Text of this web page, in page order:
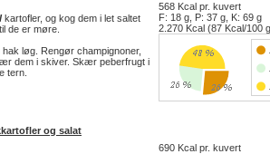
kartofler, og kog dem i let saltet
de er møre.
løg. Rengør champignoner,
dem i skiver. Skær peberfrugt i
tern.
568 Kcal pr. kuvert
F: 18 g, P: 37 g, K: 69 g
2.270 Kcal (87 Kcal/100
og salat
690 Kcal pr. kuvert